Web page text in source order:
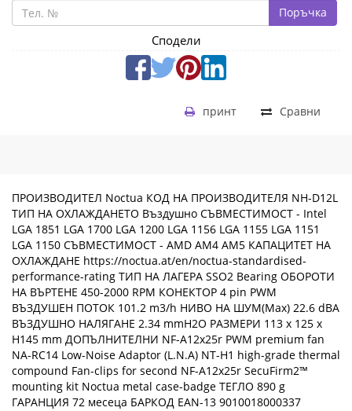
Поръчка
Сподели
Сравни
принт
ПРОИЗВОДИТЕЛ Noctua КОД НА ПРОИЗВОДИТЕЛЯ NH-D12L
ТИП НА ОХЛАЖДАНЕТО Въздушно СЪВМЕСТИМОСТ - Intel
LGA 1851 LGA 1700 LGA 1200 LGA 1156 LGA 1155 LGA 1151
LGA 1150 СЪВМЕСТИМОСТ - AMD AM4 AM5 КАПАЦИТЕТ НА
ОХЛАЖДАНЕ https://noctua.at/en/noctua-standardised-
performance-rating ТИП НА ЛАГЕРА SSO2 Bearing ОБОРОТИ
НА ВЪРТЕНЕ 450-2000 RPM КОНЕКТОР 4 pin PWM
ВЪЗДУШЕН ПОТОК 101.2 m3/h НИВО НА ШУМ(Max) 22.6 dBA
ВЪЗДУШНО НАЛЯГАНЕ 2.34 mmH2O РАЗМЕРИ 113 x 125 x
H145 mm ДОПЪЛНИТЕЛНИ NF-A12x25r PWM premium fan
NA-RC14 Low-Noise Adaptor (L.N.A) NT-H1 high-grade thermal
compound Fan-clips for second NF-A12x25r SecuFirm2™
mounting kit Noctua metal case-badge ТЕГЛО 890 g
ГАРАНЦИЯ 72 месеца БАРКОД EAN-13 9010018000337